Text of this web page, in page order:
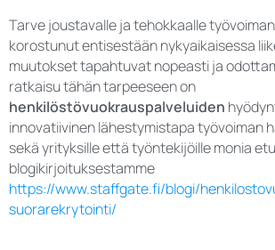
Tarve joustavalle ja tehokkaalle
korostunut entisestään nykyaikaisessa
muutokset tapahtuvat nopeasti ja
ratkaisu tähän tarpeeseen on
henkilöstövuokrauspalveluiden
innovatiivinen lähestymistapa työvoiman
sekä yrityksille että työntekijöille monia
blogikirjoituksestamme
https://www.staffgate.fi/blogi/
suorarekrytointi/